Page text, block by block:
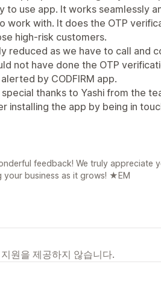
to use app. It works seamlessly
work with. It does the OTP
high-risk customers.
reduced as we have to call and
not have done the OTP
by CODFIRM app.
thanks to Yashi from the
installing the app by being in
feedback! We truly appreciate
business as it grows! ★EM
원을 제공하지 않습니다.